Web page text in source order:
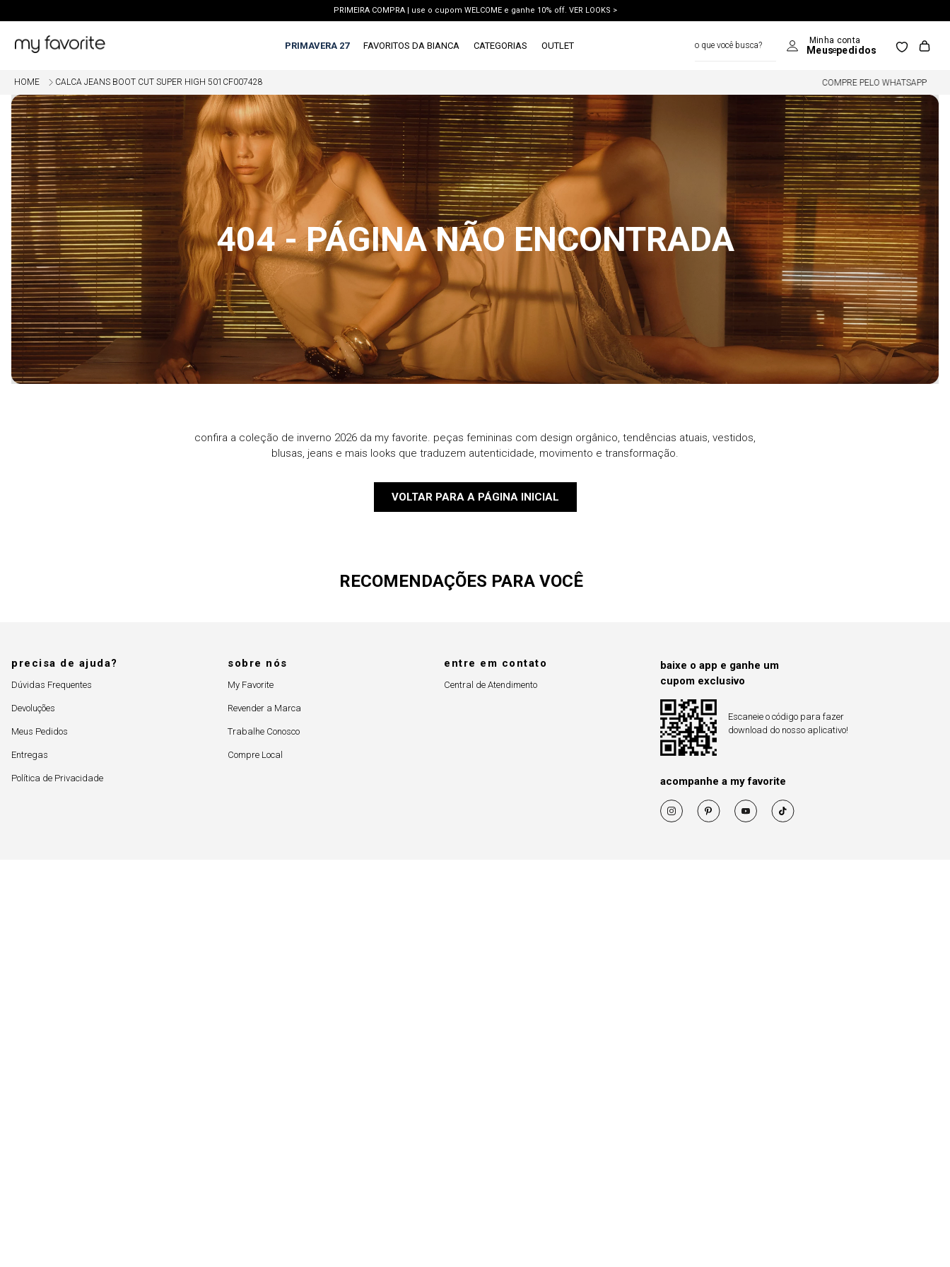
PRIMEIRA COMPRA | use o cupom WELCOME e ganhe 10% off. VER LOOKS >
PRIMAVERA 27 FAVORITOS DA BIANCA CATEGORIAS OUTLET
HOME CALCA JEANS BOOT CUT SUPER HIGH 501CF007428
5% OFF EM COMPRAS COM PIX COMPRE PELO WHATSAPP
404 - PÁGINA NÃO ENCONTRADA
confira a coleção de inverno 2026 da my favorite. peças femininas com design orgânico, tendências atuais, vestidos,
blusas, jeans e mais looks que traduzem autenticidade, movimento e transformação.
VOLTAR PARA A PÁGINA INICIAL
RECOMENDAÇÕES PARA VOCÊ
precisa de ajuda?
Dúvidas Frequentes
Devoluções
Meus Pedidos
Entregas
Política de Privacidade
sobre nós
My Favorite
Revender a Marca
Trabalhe Conosco
Compre Local
entre em contato
Central de Atendimento
baixe o app e ganhe um
cupom exclusivo
Escaneie o código para fazer
download do nosso aplicativo!
acompanhe a my favorite
TERMOS MAIS BUSCADOS
1º
vestido
2
blusa
3º
calca jeans
calca
5º
saia
6º
short
7º
conjunto
8º
jaqueta
º
blazer
10º casaco